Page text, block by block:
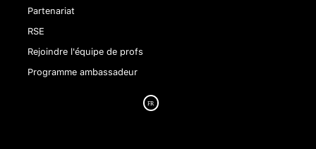
Partenariat
RSE
Rejoindre l'équipe de profs
Programme ambassadeur